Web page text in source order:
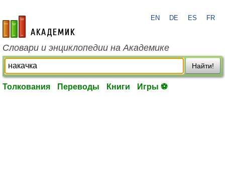
academic.ru
EN DE ES FR
Словари и энциклопедии на Академике
Найти!
Толкования Переводы Книги Игры ⚽